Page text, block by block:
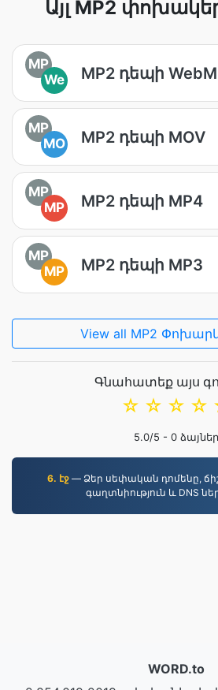
Այլ MP2
MP
We
MP2 դեպի WebM
MP
MO
MP2 դեպի MOV
MP
MP
MP2 դեպի MP4
MP
MP
MP2 դեպի MP3
View all MP2
Գնահատեք այս
☆
☆
☆
☆
5.0/5 - 0 ձայներ
6. էջ— Ձեր սեփական դոմենը,
գաղտնիություն և DNS
WORD.to